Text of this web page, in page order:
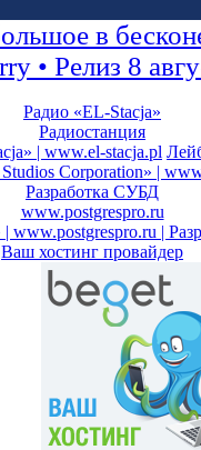
Радио «EL-Stacja»
Радиостанция
Разработка СУБД
www.postgrespro.ru
Ваш хостинг провайдер